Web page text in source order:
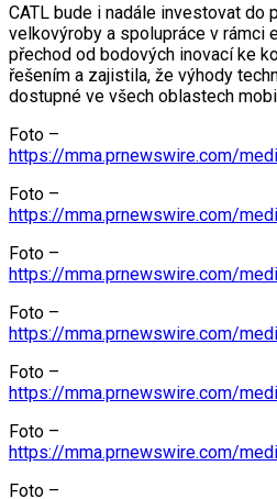
CATL bude i nadále investovat do
velkovýroby a spolupráce v rámci
přechod od bodových inovací ke
řešením a zajistila, že výhody
dostupné ve všech oblastech
Foto –
https://mma.prnewswire.com/
Foto –
https://mma.prnewswire.com/
Foto –
https://mma.prnewswire.com/
Foto –
https://mma.prnewswire.com/
Foto –
https://mma.prnewswire.com/
Foto –
https://mma.prnewswire.com/
Foto –